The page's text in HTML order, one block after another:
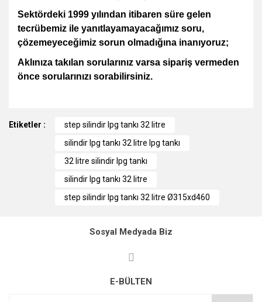
Sektördeki 1999 yılından itibaren süre gelen
tecrübemiz ile yanıtlayamayacağımız soru,
çözemeyeceğimiz sorun olmadığına inanıyoruz;
Aklınıza takılan sorularınız varsa sipariş vermeden
önce sorularınızı sorabilirsiniz.
konularda yetersiz gördüğünüz noktaları öneri formunu
Görüş ve önerileriniz için teşekkür ederiz.
Ürün resmi kalitesiz, bozuk veya görüntülenemiyor.
Ürün açıklamasında eksik bilgiler bulunuyor.
Ürün fiyatı diğer sitelerden daha pahalı.
Etiketler :
step silindir lpg tankı 32 litre
silindir lpg tankı 32 litre lpg tankı
32 litre silindir lpg tankı
silindir lpg tankı 32 litre
step silindir lpg tankı 32 litre Ø315xd460
Sosyal Medyada Biz
E-BÜLTEN